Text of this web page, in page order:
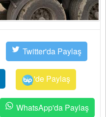
Twitter'da Paylaş
'de Paylaş
WhatsApp'da Paylaş